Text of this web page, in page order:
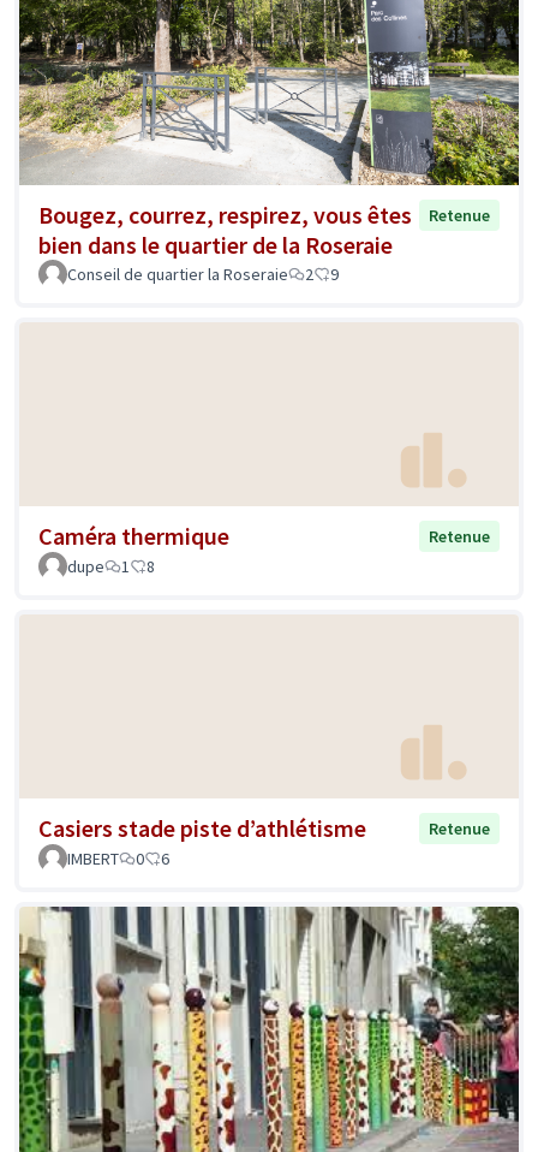
Bougez, courrez, respirez, vous êtes
bien dans le quartier de la Roseraie
Retenue
Conseil de quartier la Roseraie 2 9
Caméra thermique
Retenue
dupe
1 8
Casiers stade piste d’athlétisme
Retenue
IMBERT
0 6